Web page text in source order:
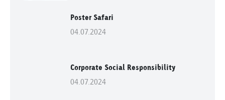
Poster Safari
04.07.2024
Corporate Social Responsibility
04.07.2024